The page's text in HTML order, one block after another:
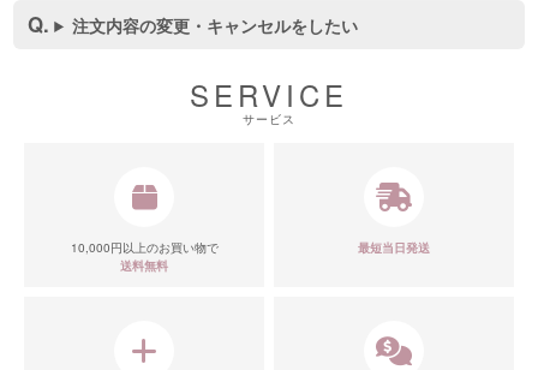
注文内容の変更・キャンセルをしたい
SERVICE
サービス
10,000円以上のお買い物で
送料無料
最短当日発送